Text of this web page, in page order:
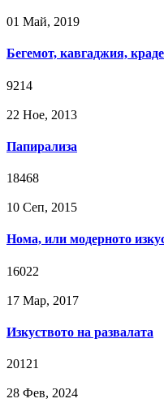
01 Май, 2019
Бегемот, кавгаджия,
9214
22 Ное, 2013
Папирализа
18468
10 Сeп, 2015
Нома, или модерното
16022
17 Мар, 2017
Изкуството на развалата
20121
28 Фев, 2024